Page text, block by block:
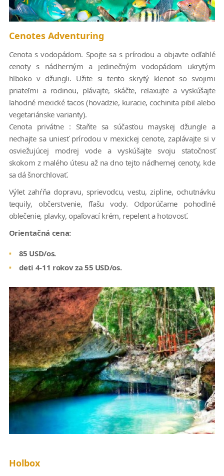
Cenotes Adventuring
Cenota s vodopádom. Spojte sa s prírodou a objavte odľahlé
cenoty s nádherným a jedinečným vodopádom ukrytým
hlboko v džungli. Užite si tento skrytý klenot so svojimi
priateľmi a rodinou, plávajte, skáčte, relaxujte a vyskúšajte
lahodné mexické tacos (hovädzie, kuracie, cochinita pibil alebo
vegetariánske varianty).
Cenota privátne : Staňte sa súčasťou mayskej džungle a
nechajte sa uniesť prírodou v mexickej cenote, zaplávajte si v
osviežujúcej modrej vode a vyskúšajte svoju statočnosť
skokom z malého útesu až na dno tejto nádhernej cenoty, kde
sa dá šnorchlovať.
Výlet zahŕňa dopravu, sprievodcu, vestu, zipline, ochutnávku
tequily, občerstvenie, fľašu vody. Odporúčame pohodlné
oblečenie, plavky, opaľovací krém, repelent a hotovosť.
Orientačná cena:
85 USD/os.
deti 4-11 rokov za 55 USD/os.
Holbox